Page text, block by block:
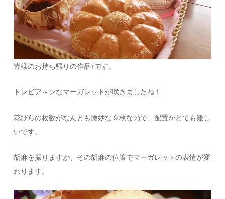
皆様のお持ち帰りの作品↑です。
トレビア～ンなマーガレットが咲きましたね！
花びらの枚数がなんとも微妙な９枚なので、配置がとても難し
いです。
胡麻を振りますが、その胡麻の位置でマーガレットの表情が変
わります。